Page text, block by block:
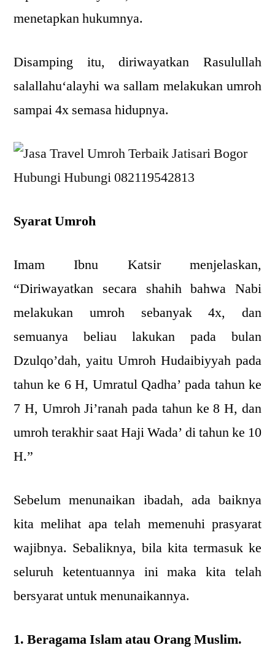
menetapkan hukumnya.
Disamping itu, diriwayatkan Rasulullah
salallahu‘alayhi wa sallam melakukan umroh
sampai 4x semasa hidupnya.
Syarat Umroh
Imam Ibnu Katsir menjelaskan,
“Diriwayatkan secara shahih bahwa Nabi
melakukan umroh sebanyak 4x, dan
semuanya beliau lakukan pada bulan
Dzulqo’dah, yaitu Umroh Hudaibiyyah pada
tahun ke 6 H, Umratul Qadha’ pada tahun ke
7 H, Umroh Ji’ranah pada tahun ke 8 H, dan
umroh terakhir saat Haji Wada’ di tahun ke 10
H.”
Sebelum menunaikan ibadah, ada baiknya
kita melihat apa telah memenuhi prasyarat
wajibnya. Sebaliknya, bila kita termasuk ke
seluruh ketentuannya ini maka kita telah
bersyarat untuk menunaikannya.
1. Beragama Islam atau Orang Muslim.